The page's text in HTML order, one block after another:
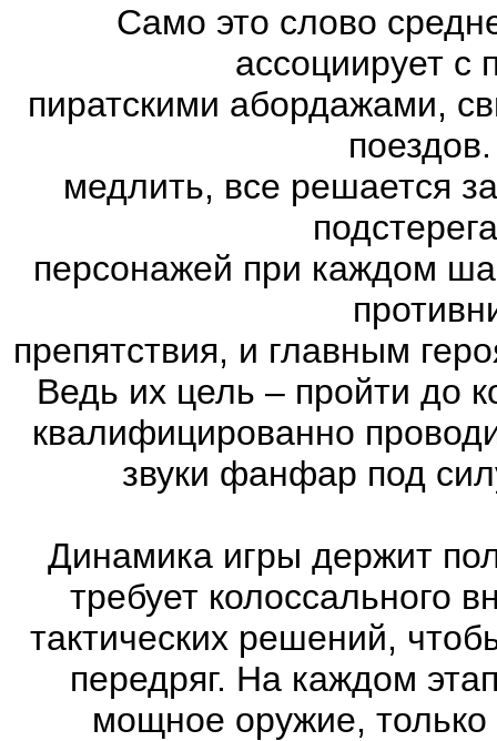
Само это слово
ассоциирует с
пиратскими абордажами,
медлить, все решается
персонажей при каждом
препятствия, и главным
Ведь их цель – пройти до
квалифицированно
звуки фанфар под
Динамика игры держит
требует колоссального
тактических решений,
передряг. На каждом
мощное оружие, только